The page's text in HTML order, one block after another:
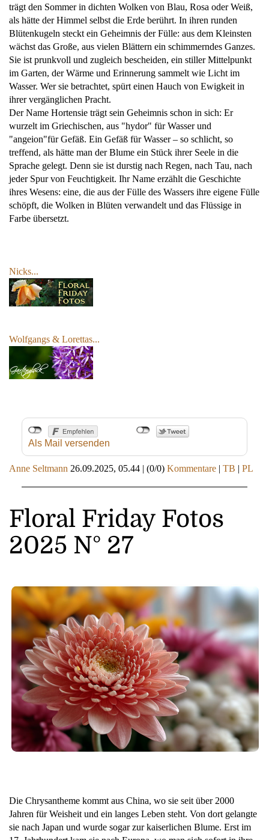
trägt den Sommer in dichten Wolken von Blau, Rosa oder Weiß,
als hätte der Himmel selbst die Erde berührt. In ihren runden
Blütenkugeln steckt ein Geheimnis der Fülle: aus dem Kleinsten
wächst das Große, aus vielen Blättern ein schimmerndes Ganzes.
Sie ist prunkvoll und zugleich bescheiden, ein stiller Mittelpunkt
im Garten, der Wärme und Erinnerung sammelt wie Licht im
Wasser. Wer sie betrachtet, spürt einen Hauch von Ewigkeit in
ihrer vergänglichen Pracht.
Der Name Hortensie trägt sein Geheimnis schon in sich: Er
wurzelt im Griechischen, aus "hydor" für Wasser und
"angeion"für Gefäß. Ein Gefäß für Wasser – so schlicht, so
treffend, als hätte man der Blume ein Stück ihrer Seele in die
Sprache gelegt. Denn sie ist durstig nach Regen, nach Tau, nach
jeder Spur von Feuchtigkeit. Ihr Name erzählt die Geschichte
ihres Wesens: eine, die aus der Fülle des Wassers ihre eigene Fülle
schöpft, die Wolken in Blüten verwandelt und das Flüssige in
Farbe übersetzt.
Nicks...
Wolfgangs & Lorettas...
Als Mail versenden
Anne Seltmann 26.09.2025, 05.44 | (0/0) Kommentare | TB | PL
Floral Friday Fotos
2025 N° 27
Die Chrysantheme kommt aus China, wo sie seit über 2000
Jahren für Weisheit und ein langes Leben steht. Von dort gelangte
sie nach Japan und wurde sogar zur kaiserlichen Blume. Erst im